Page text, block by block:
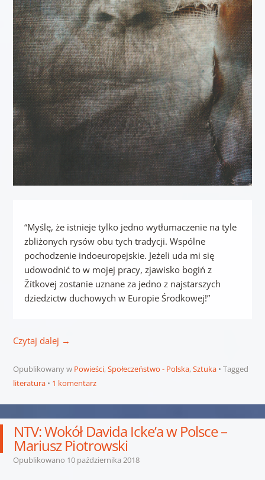
“Myślę, że istnieje tylko jedno wytłumaczenie na tyle
zbliżonych rysów obu tych tradycji. Wspólne
pochodzenie indoeuropejskie. Jeżeli uda mi się
udowodnić to w mojej pracy, zjawisko bogiń z
Žítkovej zostanie uznane za jedno z najstarszych
dziedzictw duchowych w Europie Środkowej!”
Czytaj dalej →
Opublikowany w Powieści,Społeczeństwo - Polska,Sztuka
Tagged
literatura
1 komentarz
NTV: Wokół Davida Icke’a w Polsce –
Mariusz Piotrowski
Opublikowano 10 października 2018